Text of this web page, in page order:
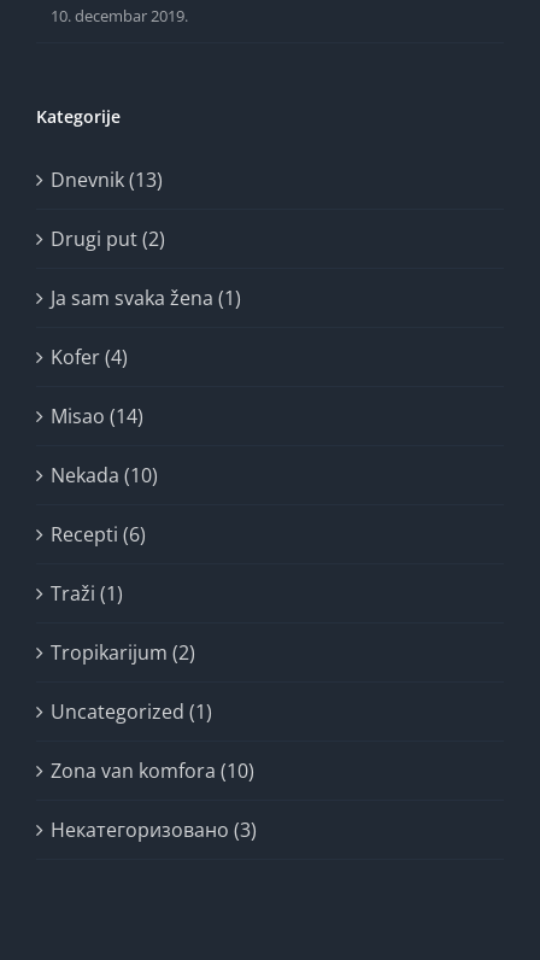
10. decembar 2019.
Kategorije
Dnevnik (13)
Drugi put (2)
Ja sam svaka žena (1)
Kofer (4)
Misao (14)
Nekada (10)
Recepti (6)
Traži (1)
Tropikarijum (2)
Uncategorized (1)
Zona van komfora (10)
Некатегоризовано (3)